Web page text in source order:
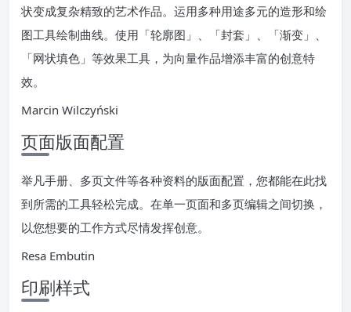
状变成复杂精致的艺术作品。运用多种用途多元的造形和绘
图工具绘制曲线。使用「轮廓图」、「封套」、「渐变」、
「网状填色」等效果工具，为向量作品增添丰富的创意特
效。
Marcin Wilczyński
页面版面配置
举凡手册、多页文件等各种资料的版面配置，您都能在此找
到所需的工具轻松完成。在单一页面和多页编辑之间切换，
以您想要的工作方式尽情发挥创意。
Resa Embutin
印刷样式